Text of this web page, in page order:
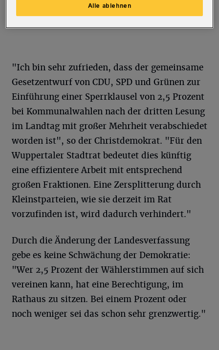
"Ich bin sehr zufrieden, dass der gemeinsame
Gesetzentwurf von CDU, SPD und Grünen zur
Einführung einer Sperrklausel von 2,5 Prozent
bei Kommunalwahlen nach der dritten Lesung
im Landtag mit großer Mehrheit verabschiedet
worden ist", so der Christdemokrat. "Für den
Wuppertaler Stadtrat bedeutet dies künftig
eine effizientere Arbeit mit entsprechend
großen Fraktionen. Eine Zersplitterung durch
Kleinstparteien, wie sie derzeit im Rat
vorzufinden ist, wird dadurch verhindert."
Durch die Änderung der Landesverfassung
gebe es keine Schwächung der Demokratie:
"Wer 2,5 Prozent der Wählerstimmen auf sich
vereinen kann, hat eine Berechtigung, im
Rathaus zu sitzen. Bei einem Prozent oder
noch weniger sei das schon sehr grenzwertig."
Alle ablehnen